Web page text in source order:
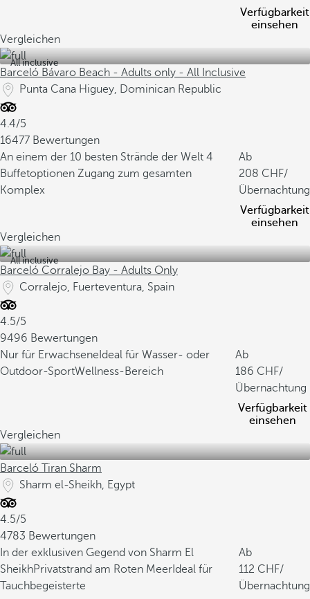
Verfügbarkeit
einsehen
Vergleichen
All inclusive
Barceló Bávaro Beach - Adults only - All Inclusive
Punta Cana Higuey, Dominican Republic
4.4/5
16477 Bewertungen
An einem der 10 besten Strände der Welt 4
Buffetoptionen Zugang zum gesamten
Komplex
Ab
208
/
Übernachtung
Verfügbarkeit
einsehen
Vergleichen
All inclusive
Barceló Corralejo Bay - Adults Only
Corralejo, Fuerteventura, Spain
4.5/5
9496 Bewertungen
Nur für Erwachsene Ideal für Wasser- oder
Outdoor-SportWellness-Bereich
Ab
186
/
Übernachtung
Verfügbarkeit
einsehen
Vergleichen
Barceló Tiran Sharm
Sharm el-Sheikh, Egypt
4.5/5
4783 Bewertungen
In der exklusiven Gegend von Sharm El
SheikhPrivatstrand am Roten Meer Ideal für
Tauchbegeisterte
Ab
112
/
Übernachtung